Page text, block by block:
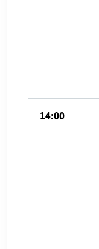
14:00